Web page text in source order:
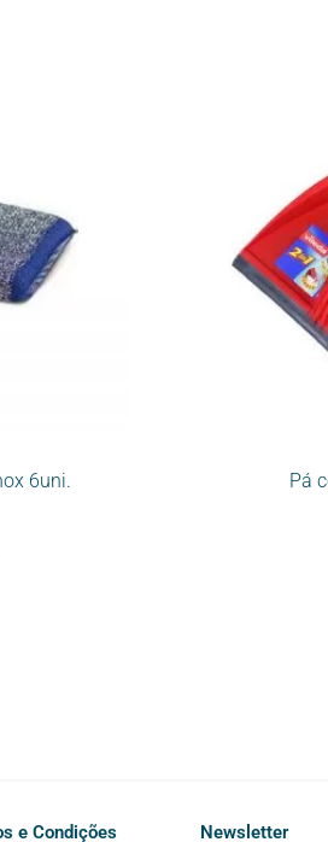
6uni. Pá
e Condições Newsletter